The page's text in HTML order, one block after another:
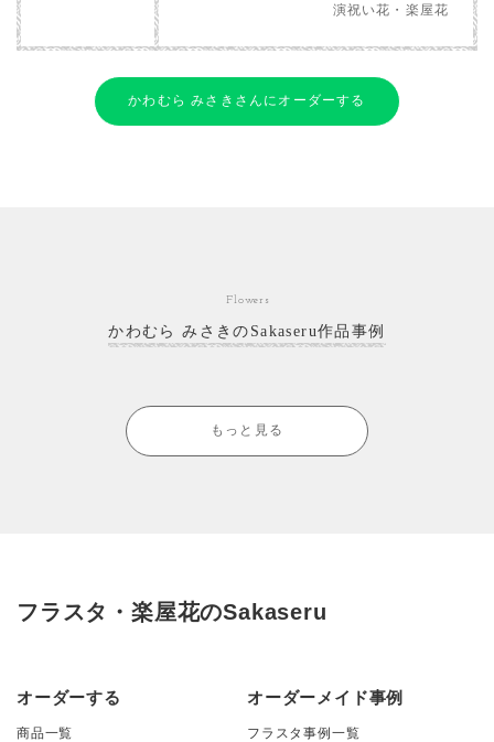
演祝い花・楽屋花
かわむら みさきさんにオーダーする
Flowers
かわむら みさきのSakaseru作品事例
もっと見る
フラスタ・楽屋花のSakaseru
オーダーする
商品一覧
オーダーメイド事例
フラスタ事例一覧